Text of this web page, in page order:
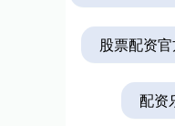
股票配资
配资